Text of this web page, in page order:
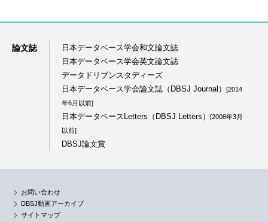
論文誌
日本データベース学会和文論文誌
日本データベース学会英文論文誌
データドリブンスタディーズ
日本データベース学会論文誌（DBSJ Journal）
[2014
年6月以前]
日本データベースLetters（DBSJ Letters）
[2008年3月
以前]
DBSJ論文賞
お問い合わせ
DBSJ動画アーカイブ
サイトマップ